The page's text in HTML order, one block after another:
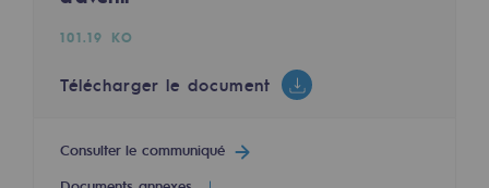
QVCT
Sécurité
PARI 2035, le programme de sécurité
101.19 KO
Télécharger le document
Consulter le communiqué